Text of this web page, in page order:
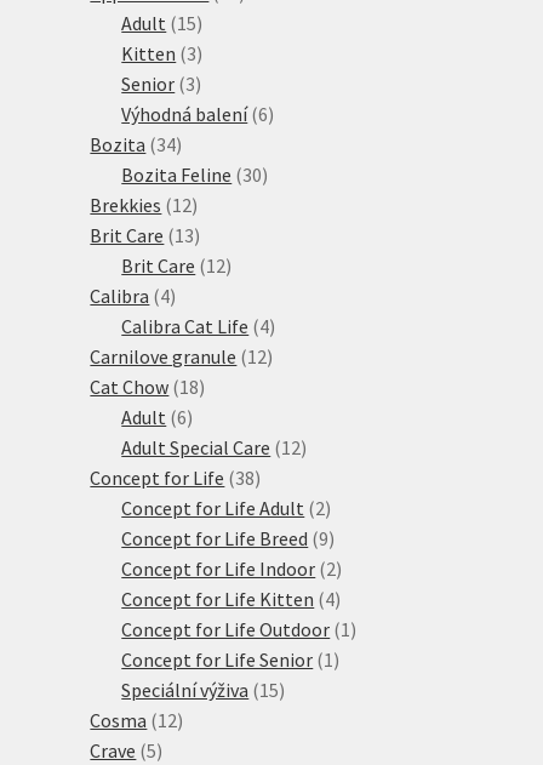
Adult 1515
produktů
Kitten 33
produkty
Senior 33
produkty
Výhodná balení 66
Bozita 3434
produktů
Bozita Feline 3030
Brekkies 1212
produktů
Brit Care 1313
produktů
Brit Care 1212
Calibra 44
produkty
Calibra Cat Life 44
produkty
Carnilove granule 1212
Cat Chow 1818
Adult 66
produktů
Adult Special Care 1212
Concept for Life 3838
produktů
Concept for Life Adult 22
produkty
Concept for Life Breed 99
produktů
Concept for Life Indoor 22
produkty
Concept for Life Kitten 44
produkty
Concept for Life Outdoor 1 1
Concept for Life Senior 1 1
Speciální výživa 1515
Cosma 1212
Crave 55